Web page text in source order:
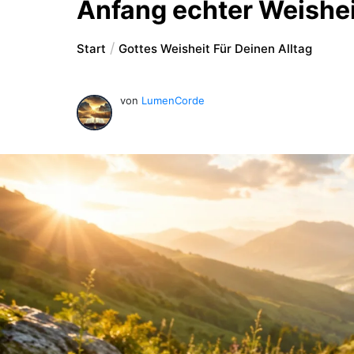
Anfang echter
Start Gottes Weisheit Für Deinen Alltag
von LumenCorde